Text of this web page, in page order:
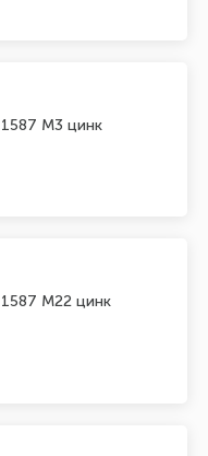
1587 М3 цинк
1587 М22 цинк